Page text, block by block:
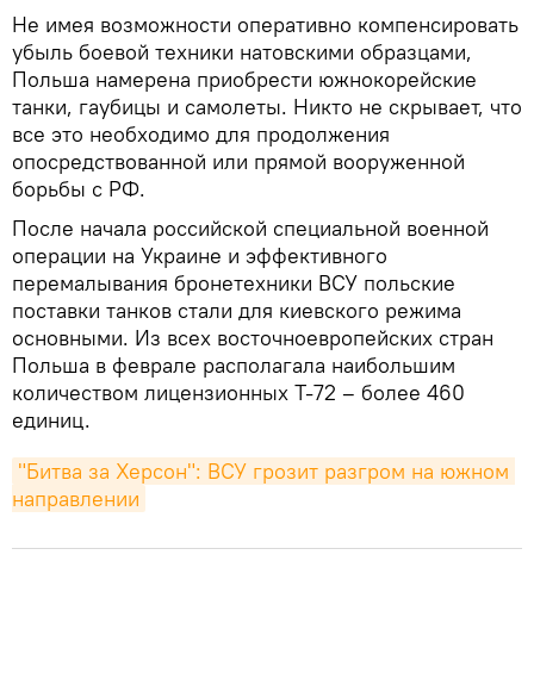
Не имея возможности оперативно компенсировать
убыль боевой техники натовскими образцами,
Польша намерена приобрести южнокорейские
танки, гаубицы и самолеты. Никто не скрывает, что
все это необходимо для продолжения
опосредствованной или прямой вооруженной
борьбы с РФ.
После начала российской специальной военной
операции на Украине и эффективного
перемалывания бронетехники ВСУ польские
поставки танков стали для киевского режима
основными. Из всех восточноевропейских стран
Польша в феврале располагала наибольшим
количеством лицензионных Т-72 – более 460
единиц.
"Битва за Херсон": ВСУ грозит разгром на южном
направлении